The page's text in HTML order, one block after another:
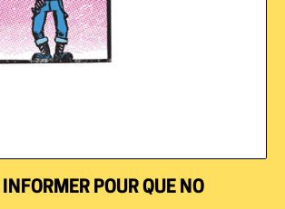
POUR QUE NO